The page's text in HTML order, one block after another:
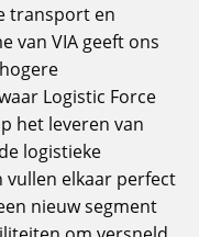
transport en
van VIA geeft ons
Logistic Force
het leveren van
logistieke
vullen elkaar perfect
nieuw segment